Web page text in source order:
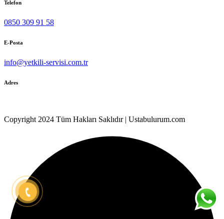
Telefon
0850 309 91 58
E-Posta
info@yetkili-servisi.com.tr
Adres
Copyright 2024 Tüm Hakları Saklıdır | Ustabulurum.com